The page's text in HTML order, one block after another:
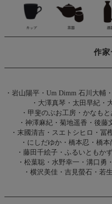
作家
・ 岩山陽平・ Um Dimm 石川大輔
・ 大澤真琴 ・ 太田早紀 ・
・ 甲斐のぶお工房 ・ かなもと
・ 神澤麻紀・ 菊地遥香 ・ 後藤
・ 末國清吉 ・ スエトシヒロ ・ 冨
・ にしだゆか ・ 橋本忍 ・ 橋本
・ 藤田千絵子 ・ ふるいともか
・ 松葉聡 ・ 水野幸一 ・ 溝口勇 ・
・ 横沢美佳 ・ 吉見螢石・ 若